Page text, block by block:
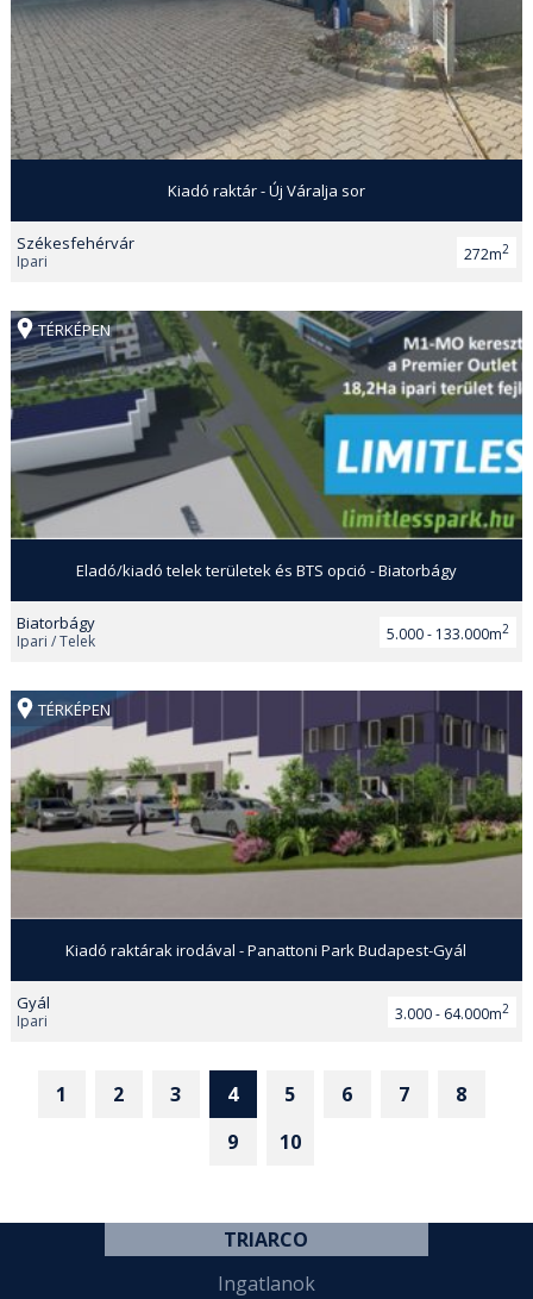
Kiadó raktár - Új Váralja sor
Székesfehérvár
Ipari 272m2
TÉRKÉPEN
Eladó/kiadó telek területek és BTS opció - Biatorbágy
Biatorbágy
Ipari / Telek 5.000 - 133.000m2
TÉRKÉPEN
Kiadó raktárak irodával - Panattoni Park Budapest-Gyál
Gyál
Ipari 3.000 - 64.000m2
1 2 3 4 5 6 7
8
9
10
TRIARCO
Ingatlanok